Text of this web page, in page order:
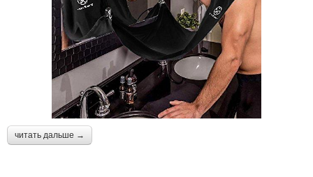
читать дальше →